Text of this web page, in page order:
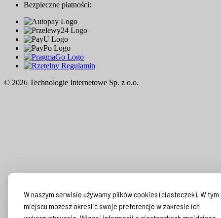
W naszym serwisie używamy plików cookies (ciasteczek). W tym
miejscu możesz określić swoje preferencje w zakresie ich
Bezpieczne płatności:
© 2026 Technologie Internetowe Sp. z o.o.